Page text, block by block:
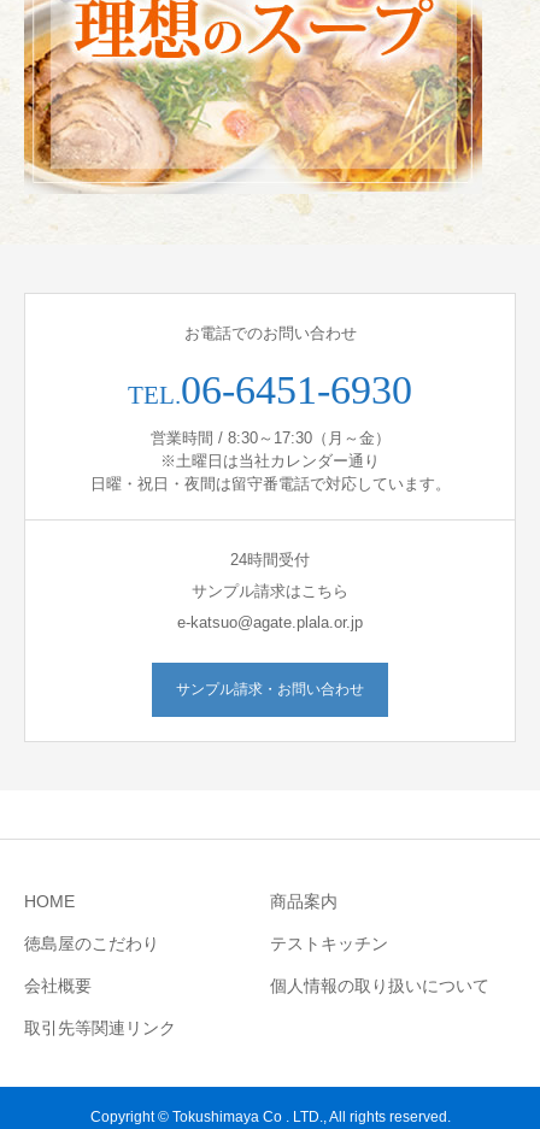
お電話でのお問い合わせ
TEL.06-6451-6930
営業時間 / 8:30～17:30（月～金）
※土曜日は当社カレンダー通り
日曜・祝日・夜間は留守番電話で対応しています。
24時間受付
サンプル請求はこちら
e-katsuo@agate.plala.or.jp
サンプル請求・お問い合わせ
HOME 商品案内
徳島屋のこだわり テストキッチン
会社概要 個人情報の取り扱いについて
取引先等関連リンク
Copyright © Tokushimaya Co . LTD., All rights reserved.